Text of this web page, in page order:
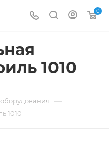
0
1010
—
1010